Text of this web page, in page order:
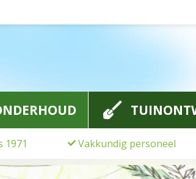
1971 Vakkundig personeel